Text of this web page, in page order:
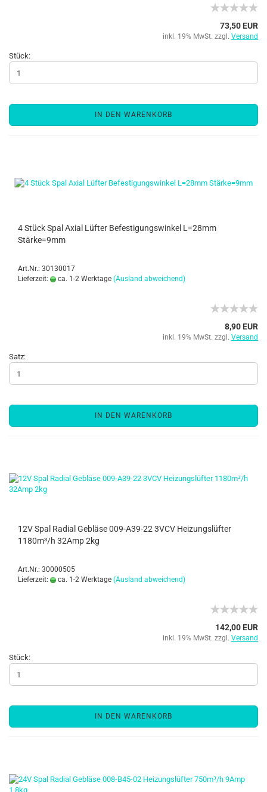
73,50 EUR
inkl. 19% MwSt. zzgl. Versand
Stück:
IN DEN WARENKORB
4 Stück Spal Axial Lüfter Befestigungswinkel L=28mm
Stärke=9mm
Art.Nr.: 30130017
Lieferzeit:
ca. 1-2 Werktage (Ausland abweichend)
8,90 EUR
inkl. 19% MwSt. zzgl. Versand
Satz:
IN DEN WARENKORB
12V Spal Radial Gebläse 009-A39-22 3VCV Heizungslüfter
1180m³/h 32Amp 2kg
Art.Nr.: 30000505
Lieferzeit:
ca. 1-2 Werktage (Ausland abweichend)
142,00 EUR
inkl. 19% MwSt. zzgl. Versand
Stück:
IN DEN WARENKORB